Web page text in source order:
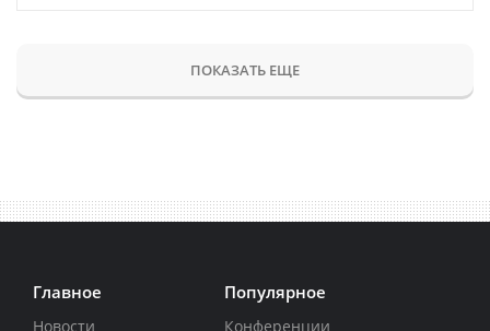
ПОКАЗАТЬ ЕЩЕ
Главное
Новости
Популярное
Конференции